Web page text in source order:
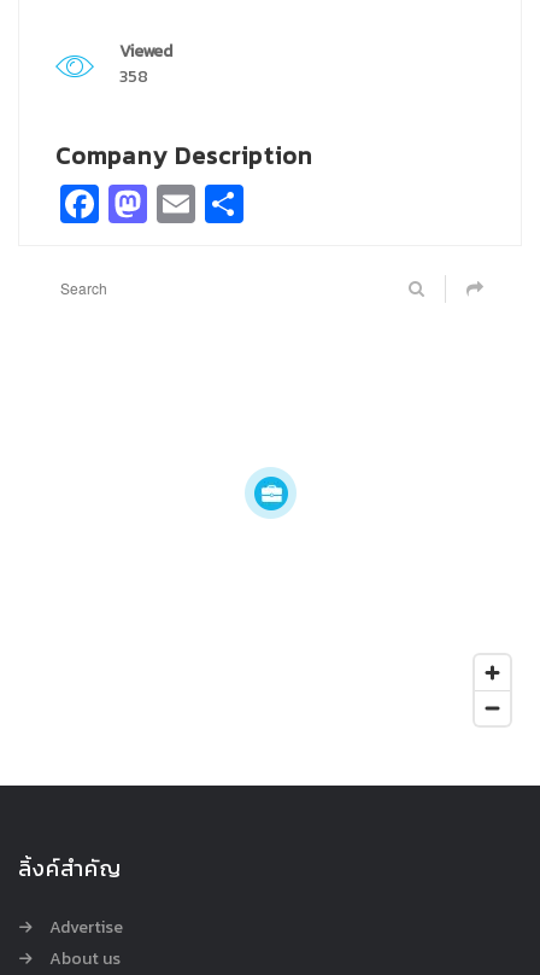
Viewed
358
Company Description
Facebook
Mastodon
Email
ลิ้งค์สำคัญ
Advertise
About us